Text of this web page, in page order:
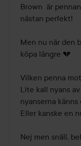
Brown  är
nästan perfekt!
Men nu när den
köpa längre 💔
Vilken penna
Lite kall nyans
nyanserna känns
Eller kanske en
Nej men snäll,